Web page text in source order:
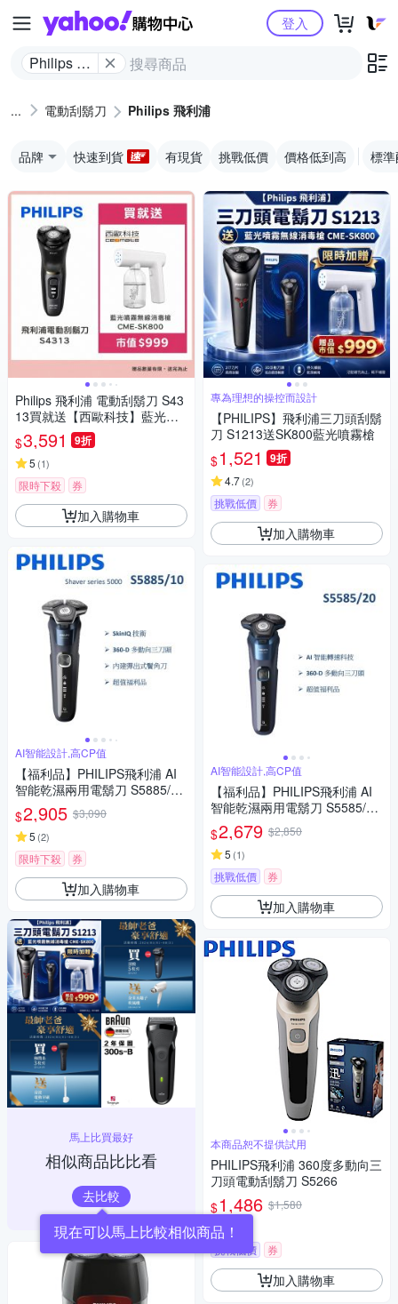
Yahoo購物中心
Philips 飛
登入
電動刮鬍刀 Philips 飛利浦
品牌 快速到貨 有現貨 挑戰低價 價格低到高 標
Philips 飛利浦 電動刮鬍刀 S43
13買就送【西歐科技】藍光噴
霧無線消毒槍CME-SK800
$3,591 9折
5 (1)
限時下殺 券
加入購物車
AI智能設計,高CP值
【福利品】PHILIPS飛利浦 AI
智能乾濕兩用電鬍刀 S5885/10
(一年保固)
$2,905 $3,090
5 (2)
限時下殺 券
加入購物車
馬上比買最好
相似商品比比看
去比較
現在可以馬上比較相似商品！
專為理想的操控而設計
【PHILIPS】飛利浦三刀頭刮鬍
刀 S1213送SK800藍光噴霧槍
$1,521 9折
4.7(2)
挑戰低價 券
加入購物車
AI智能設計,高CP值
【福利品】PHILIPS飛利浦 AI
智能乾濕兩用電鬍刀 S5585/20
(一年保固)
$2,679 $2,850
5 (1)
挑戰低價 券
加入購物車
本商品恕不提供試用
PHILIPS飛利浦 360度多動向三
刀頭電動刮鬍刀 S5266
$1,486 $1,580
4.3
挑戰低價 券
加入購物車